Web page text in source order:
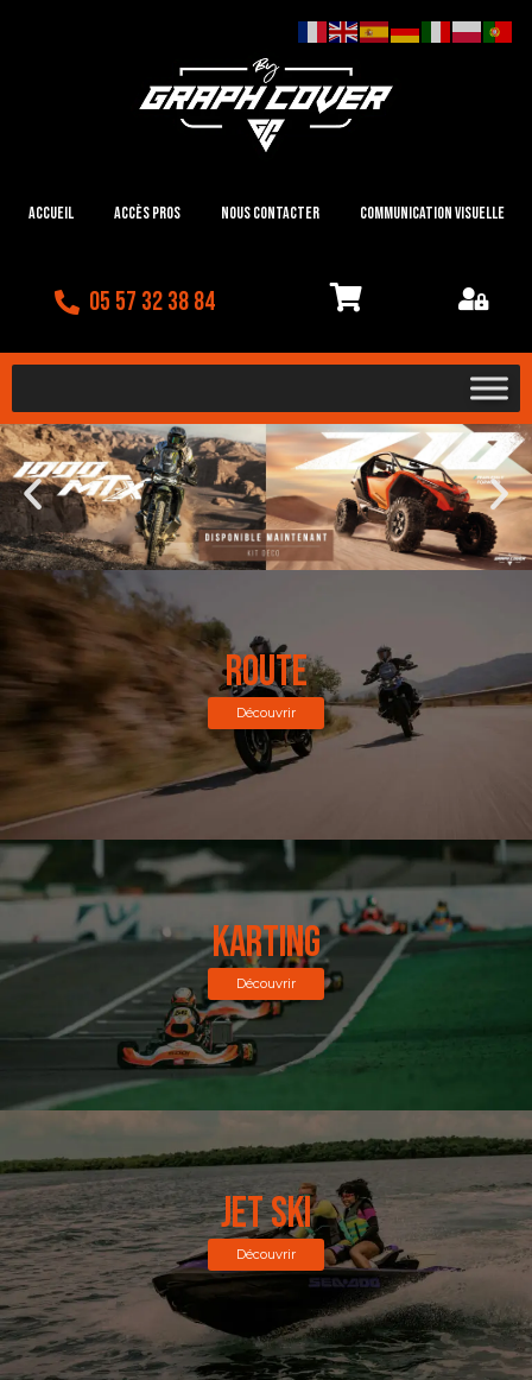
Accueil Accès Pros Nous contacter Communication visuelle
05 57 32 38 84
Découvrir
ROUTE
Découvrir
Karting
Découvrir
Jet Ski